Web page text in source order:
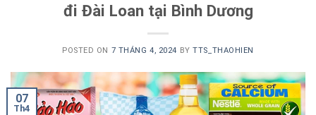
đi Đài Loan tại Bình Dương
POSTED ON 7 THÁNG 4, 2024 BYTTS_THAOHIEN
07
Th4